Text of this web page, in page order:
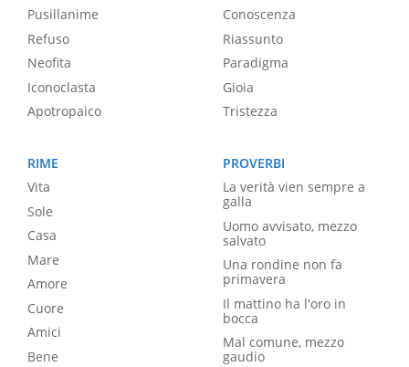
Pusillanime
Refuso
Neofita
Iconoclasta
Apotropaico
Conoscenza
Riassunto
Paradigma
Gioia
Tristezza
RIME
Vita
Sole
Casa
Mare
Amore
Cuore
Amici
Bene
PROVERBI
La verità vien sempre a
galla
Uomo avvisato, mezzo
salvato
Una rondine non fa
primavera
Il mattino ha l'oro in
bocca
Mal comune, mezzo
gaudio